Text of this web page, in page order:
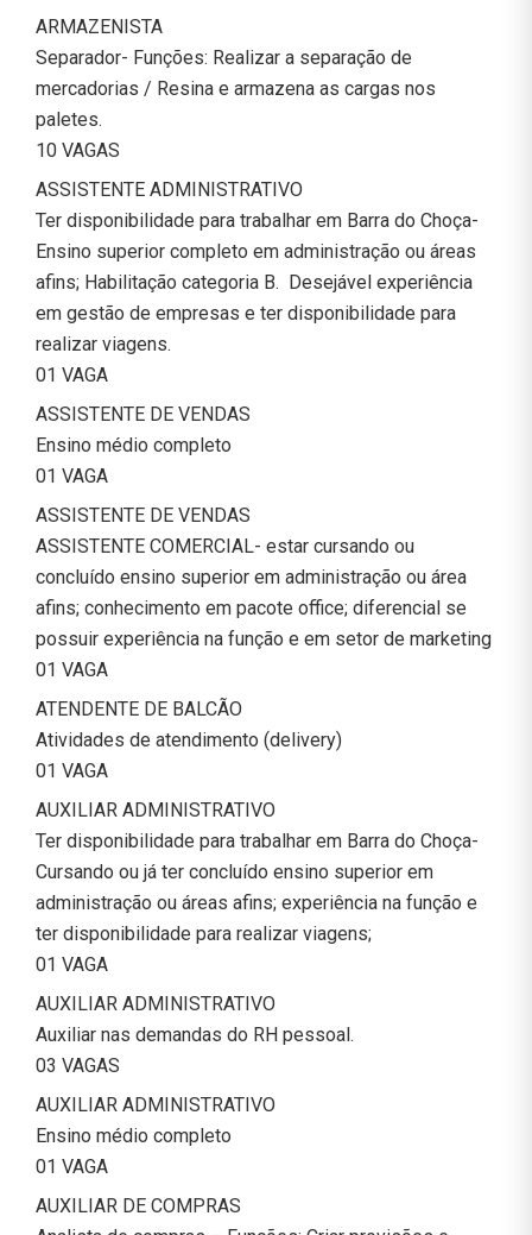
ARMAZENISTA
Separador- Funções: Realizar a separação de
mercadorias / Resina e armazena as cargas nos
paletes.
10 VAGAS
ASSISTENTE ADMINISTRATIVO
Ter disponibilidade para trabalhar em Barra do Choça-
Ensino superior completo em administração ou áreas
afins; Habilitação categoria B. Desejável experiência
em gestão de empresas e ter disponibilidade para
realizar viagens.
01 VAGA
ASSISTENTE DE VENDAS
Ensino médio completo
01 VAGA
ASSISTENTE DE VENDAS
ASSISTENTE COMERCIAL- estar cursando ou
concluído ensino superior em administração ou área
afins; conhecimento em pacote office; diferencial se
possuir experiência na função e em setor de marketing
01 VAGA
ATENDENTE DE BALCÃO
Atividades de atendimento (delivery)
01 VAGA
AUXILIAR ADMINISTRATIVO
Ter disponibilidade para trabalhar em Barra do Choça-
Cursando ou já ter concluído ensino superior em
administração ou áreas afins; experiência na função e
ter disponibilidade para realizar viagens;
01 VAGA
AUXILIAR ADMINISTRATIVO
Auxiliar nas demandas do RH pessoal.
03 VAGAS
AUXILIAR ADMINISTRATIVO
Ensino médio completo
01 VAGA
AUXILIAR DE COMPRAS